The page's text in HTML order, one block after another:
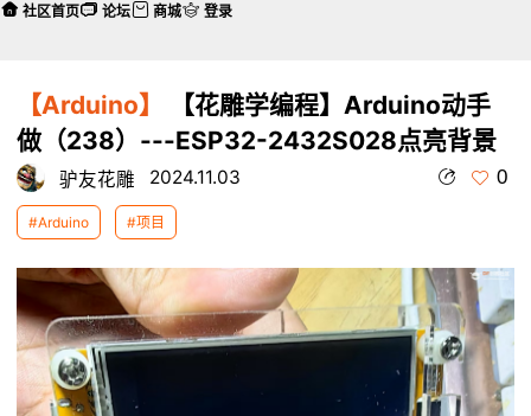
【Arduino】
【花雕学编程】Arduino动手
做（238）---ESP32-2432S028点亮背景
驴友花雕 2024.11.03 0
#Arduino #项目
社区首页 论坛 商城 登录